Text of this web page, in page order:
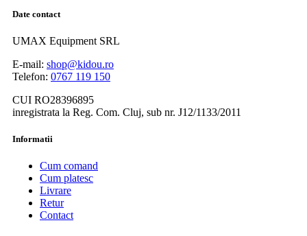
Date contact
UMAX Equipment SRL
E-mail: shop@kidou.ro
Telefon: 0767 119 150
CUI RO28396895
inregistrata la Reg. Com. Cluj, sub nr. J12/1133/2011
Informatii
Cum comand
Cum platesc
Livrare
Retur
Contact